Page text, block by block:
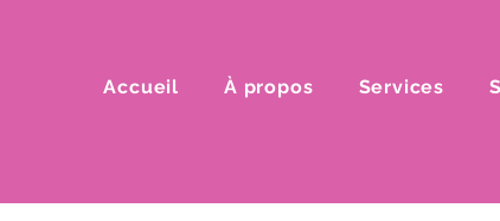
Accueil À propos Services